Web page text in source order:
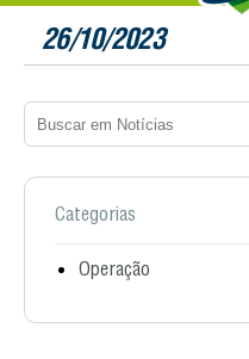
26/10/2023
Categorias
Operação